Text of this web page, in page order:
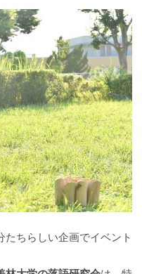
ちらしい企画でイベント